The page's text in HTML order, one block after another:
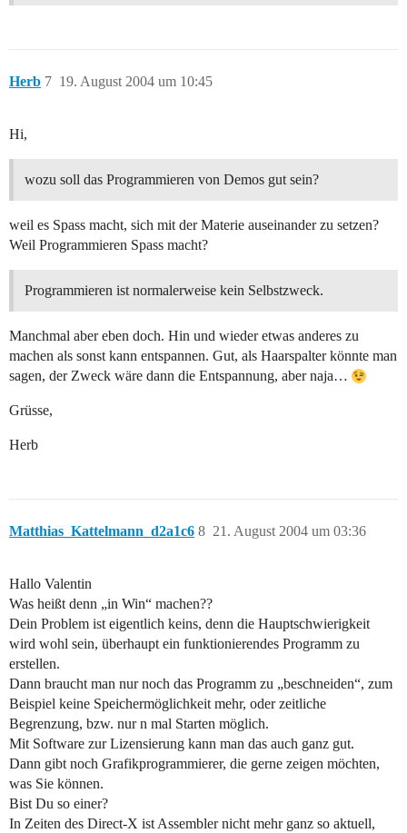
Herb 19. August 2004 um 10:45
7
Hi,
wozu soll das Programmieren von Demos gut sein?
weil es Spass macht, sich mit der Materie auseinander zu setzen?
Weil Programmieren Spass macht?
Programmieren ist normalerweise kein Selbstzweck.
Manchmal aber eben doch. Hin und wieder etwas anderes zu
machen als sonst kann entspannen. Gut, als Haarspalter könnte man
sagen, der Zweck wäre dann die Entspannung, aber naja…
Grüsse,
Herb
Matthias_Kattelmann_d2a1c6 21. August 2004 um 03:36
8
Hallo Valentin
Was heißt denn „in Win“ machen??
Dein Problem ist eigentlich keins, denn die Hauptschwierigkeit
wird wohl sein, überhaupt ein funktionierendes Programm zu
erstellen.
Dann braucht man nur noch das Programm zu „beschneiden“, zum
Beispiel keine Speichermöglichkeit mehr, oder zeitliche
Begrenzung, bzw. nur n mal Starten möglich.
Mit Software zur Lizensierung kann man das auch ganz gut.
Dann gibt noch Grafikprogrammierer, die gerne zeigen möchten,
was Sie können.
Bist Du so einer?
In Zeiten des Direct-X ist Assembler nicht mehr ganz so aktuell,